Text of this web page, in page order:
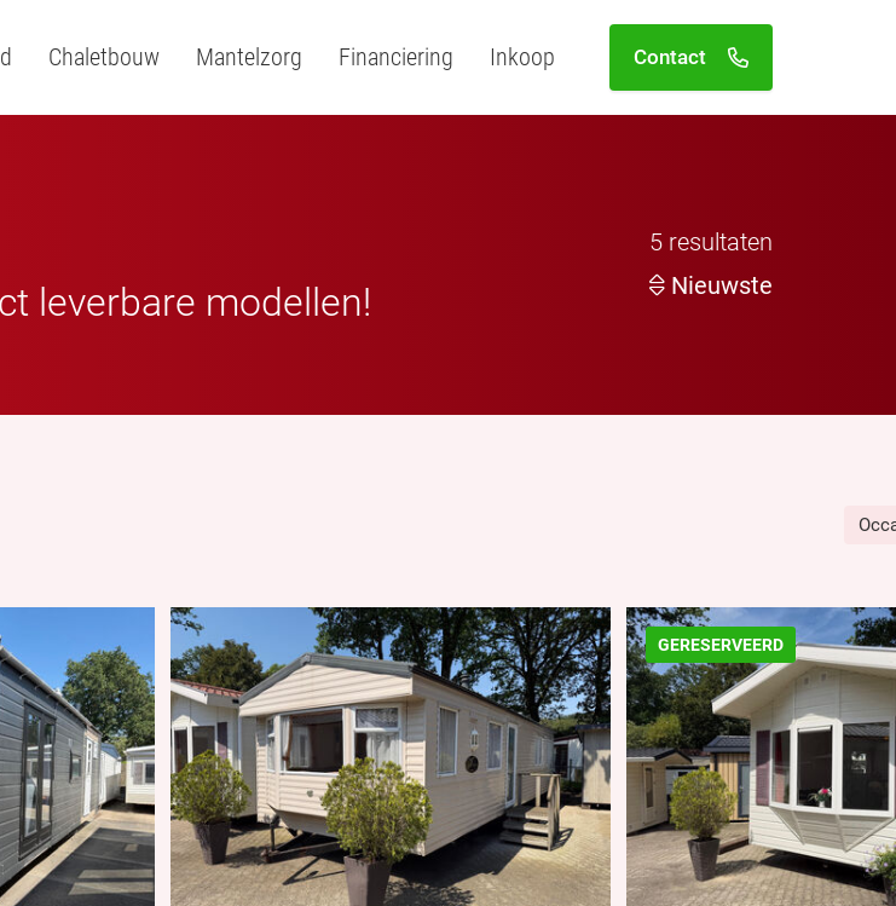
leverbare modellen!
5 resultaten
Nieuwste
GERESERVEERD
Contact
Chaletbouw Mantelzorg Financiering Inkoop